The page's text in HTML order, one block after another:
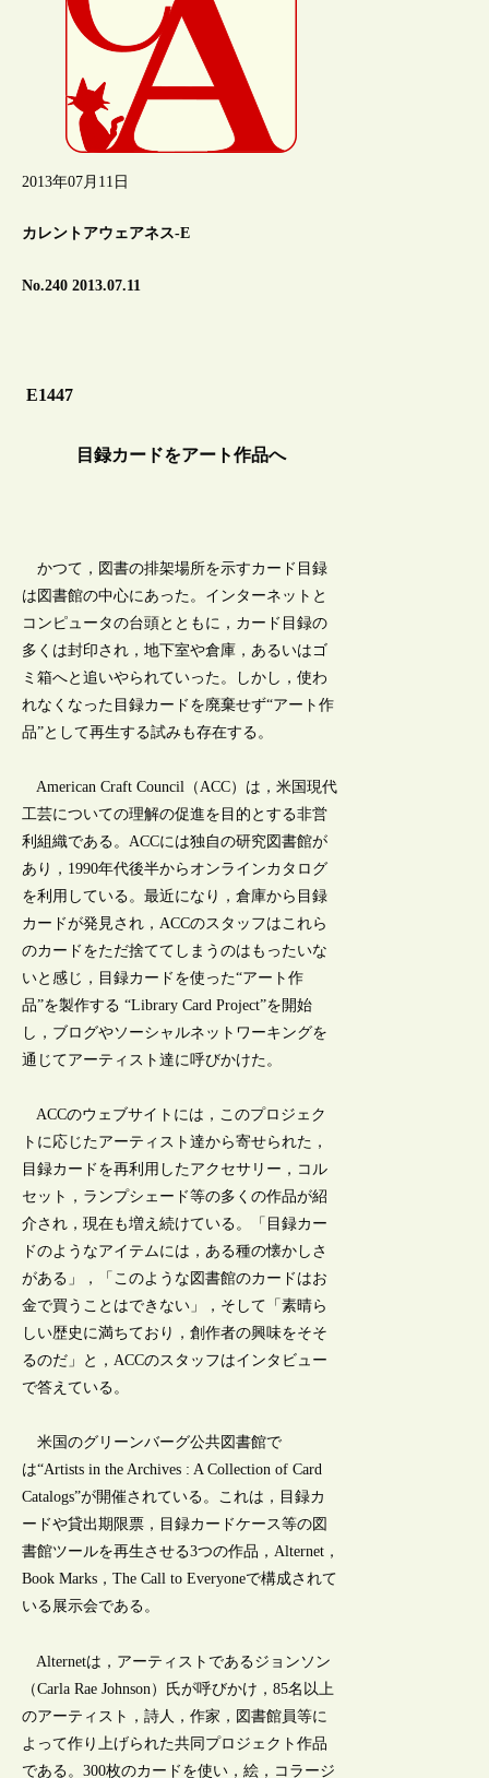
2013年07月11日
カレントアウェアネス-E
No.240 2013.07.11
E1447
目録カードをアート作品へ
かつて，図書の排架場所を示すカード目録
は図書館の中心にあった。インターネットと
コンピュータの台頭とともに，カード目録の
多くは封印され，地下室や倉庫，あるいはゴ
ミ箱へと追いやられていった。しかし，使わ
れなくなった目録カードを廃棄せず“アート作
品”として再生する試みも存在する。
American Craft Council（ACC）は，米国現代
工芸についての理解の促進を目的とする非営
利組織である。ACCには独自の研究図書館が
あり，1990年代後半からオンラインカタログ
を利用している。最近になり，倉庫から目録
カードが発見され，ACCのスタッフはこれら
のカードをただ捨ててしまうのはもったいな
いと感じ，目録カードを使った“アート作
品”を製作する “Library Card Project”を開始
し，ブログやソーシャルネットワーキングを
通じてアーティスト達に呼びかけた。
ACCのウェブサイトには，このプロジェク
トに応じたアーティスト達から寄せられた，
目録カードを再利用したアクセサリー，コル
セット，ランプシェード等の多くの作品が紹
介され，現在も増え続けている。「目録カー
ドのようなアイテムには，ある種の懐かしさ
がある」，「このような図書館のカードはお
金で買うことはできない」，そして「素晴ら
しい歴史に満ちており，創作者の興味をそそ
るのだ」と，ACCのスタッフはインタビュー
で答えている。
米国のグリーンバーグ公共図書館で
は“Artists in the Archives : A Collection of Card
Catalogs”が開催されている。これは，目録カ
ードや貸出期限票，目録カードケース等の図
書館ツールを再生させる3つの作品，Alternet，
Book Marks，The Call to Everyoneで構成されて
いる展示会である。
Alternetは，アーティストであるジョンソン
（Carla Rae Johnson）氏が呼びかけ，85名以上
のアーティスト，詩人，作家，図書館員等に
よって作り上げられた共同プロジェクト作品
である。300枚のカードを使い，絵，コラージ